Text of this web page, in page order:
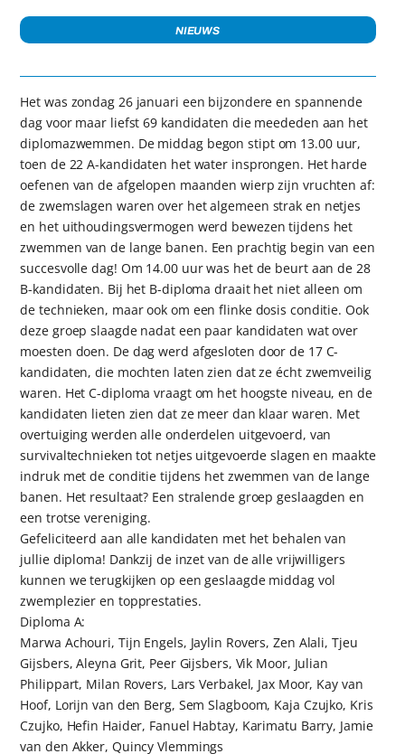
NIEUWS
Het was zondag 26 januari een bijzondere en spannende
dag voor maar liefst 69 kandidaten die meededen aan het
diplomazwemmen. De middag begon stipt om 13.00 uur,
toen de 22 A-kandidaten het water insprongen. Het harde
oefenen van de afgelopen maanden wierp zijn vruchten af:
de zwemslagen waren over het algemeen strak en netjes
en het uithoudingsvermogen werd bewezen tijdens het
zwemmen van de lange banen. Een prachtig begin van een
succesvolle dag! Om 14.00 uur was het de beurt aan de 28
B-kandidaten. Bij het B-diploma draait het niet alleen om
de technieken, maar ook om een flinke dosis conditie. Ook
deze groep slaagde nadat een paar kandidaten wat over
moesten doen. De dag werd afgesloten door de 17 C-
kandidaten, die mochten laten zien dat ze écht zwemveilig
waren. Het C-diploma vraagt om het hoogste niveau, en de
kandidaten lieten zien dat ze meer dan klaar waren. Met
overtuiging werden alle onderdelen uitgevoerd, van
survivaltechnieken tot netjes uitgevoerde slagen en maakte
indruk met de conditie tijdens het zwemmen van de lange
banen. Het resultaat? Een stralende groep geslaagden en
een trotse vereniging.
Gefeliciteerd aan alle kandidaten met het behalen van
jullie diploma! Dankzij de inzet van de alle vrijwilligers
kunnen we terugkijken op een geslaagde middag vol
zwemplezier en topprestaties.
Diploma A:
Marwa Achouri, Tijn Engels, Jaylin Rovers, Zen Alali, Tjeu
Gijsbers, Aleyna Grit, Peer Gijsbers, Vik Moor, Julian
Philippart, Milan Rovers, Lars Verbakel, Jax Moor, Kay van
Hoof, Lorijn van den Berg, Sem Slagboom, Kaja Czujko, Kris
Czujko, Hefin Haider, Fanuel Habtay, Karimatu Barry, Jamie
van den Akker, Quincy Vlemmings